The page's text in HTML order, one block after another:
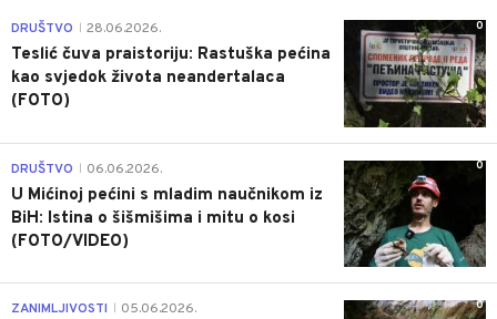
0
DRUŠTVO 28.06.2026.
Teslić čuva praistoriju: Rastuška pećina
kao svjedok života neandertalaca
(FOTO)
0
DRUŠTVO 06.06.2026.
U Mićinoj pećini s mladim naučnikom iz
BiH: Istina o šišmišima i mitu o kosi
(FOTO/VIDEO)
0
ZANIMLJIVOSTI 05.06.2026.